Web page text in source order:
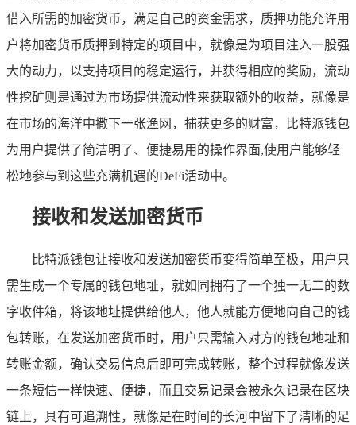
借入所需的加密货币，满足自己的资金需求，质押功能允许用
户将加密货币质押到特定的项目中，就像是为项目注入一股强
大的动力，以支持项目的稳定运行，并获得相应的奖励，流动
性挖矿则是通过为市场提供流动性来获取额外的收益，就像是
在市场的海洋中撒下一张渔网，捕获更多的财富，比特派钱包
为用户提供了简洁明了、便捷易用的操作界面,使用户能够轻
松地参与到这些充满机遇的DeFi活动中。
接收和发送加密货币
比特派钱包让接收和发送加密货币变得简单至极，用户只
需生成一个专属的钱包地址，就如同拥有了一个独一无二的数
字收件箱，将该地址提供给他人，他人就能方便地向自己的钱
包转账，在发送加密货币时，用户只需输入对方的钱包地址和
转账金额，确认交易信息后即可完成转账，整个过程就像发送
一条短信一样快速、便捷，而且交易记录会被永久记录在区块
链上，具有可追溯性，就像是在时间的长河中留下了清晰的足